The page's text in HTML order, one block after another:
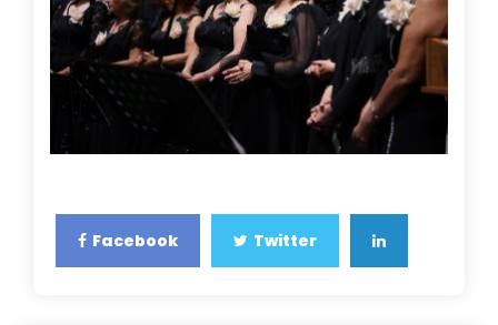
Facebook Twitter